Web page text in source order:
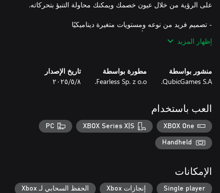
- وضع الهالوين، اصطد القرع لجمع أموال إضافية
إظهار المزيد
منشور بواسطة
QubicGames S.A.
مطورة بواسطة
Fearless Sp. z o.o.
تاريخ الإصدار
٨‏/٥‏/٢٠٢٥
العب باستخدام
XBOX One
XBOX Series X|S
PC
Handheld
الإمكانات
Single player إنجازات Xbox الحفظ السحابي لـ Xbox